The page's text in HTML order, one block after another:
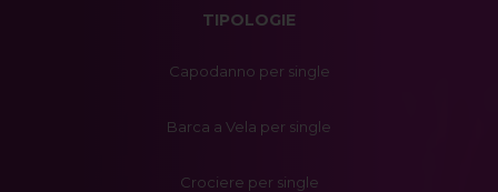
TIPOLOGIE
Capodanno per single
Barca a Vela per single
Crociere per single